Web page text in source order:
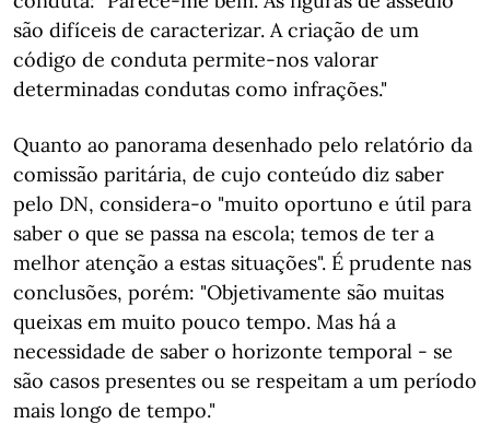
são difíceis de caracterizar. A criação de um
código de conduta permite-nos valorar
determinadas condutas como infrações."
Quanto ao panorama desenhado pelo relatório da
comissão paritária, de cujo conteúdo diz saber
pelo DN, considera-o "muito oportuno e útil para
saber o que se passa na escola; temos de ter a
melhor atenção a estas situações". É prudente nas
conclusões, porém: "Objetivamente são muitas
queixas em muito pouco tempo. Mas há a
necessidade de saber o horizonte temporal - se
são casos presentes ou se respeitam a um período
mais longo de tempo."